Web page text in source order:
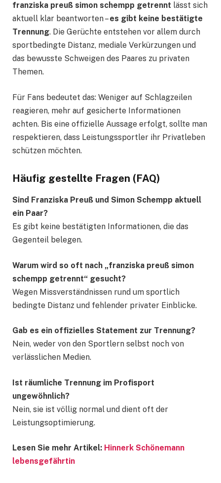
franziska preuß simon schempp getrennt lässt sich
aktuell klar beantworten –es gibt keine bestätigte
Trennung. Die Gerüchte entstehen vor allem durch
sportbedingte Distanz, mediale Verkürzungen und
das bewusste Schweigen des Paares zu privaten
Themen.
Für Fans bedeutet das: Weniger auf Schlagzeilen
reagieren, mehr auf gesicherte Informationen
achten. Bis eine offizielle Aussage erfolgt, sollte man
respektieren, dass Leistungssportler ihr Privatleben
schützen möchten.
Häufig gestellte Fragen (FAQ)
Sind Franziska Preuß und Simon Schempp aktuell
ein Paar?
Es gibt keine bestätigten Informationen, die das
Gegenteil belegen.
Warum wird so oft nach „franziska preuß simon
schempp getrennt“ gesucht?
Wegen Missverständnissen rund um sportlich
bedingte Distanz und fehlender privater Einblicke.
Gab es ein offizielles Statement zur Trennung?
Nein, weder von den Sportlern selbst noch von
verlässlichen Medien.
Ist räumliche Trennung im Profisport
ungewöhnlich?
Nein, sie ist völlig normal und dient oft der
Leistungsoptimierung.
Lesen Sie mehr Artikel: Hinnerk Schönemann
lebensgefährtin